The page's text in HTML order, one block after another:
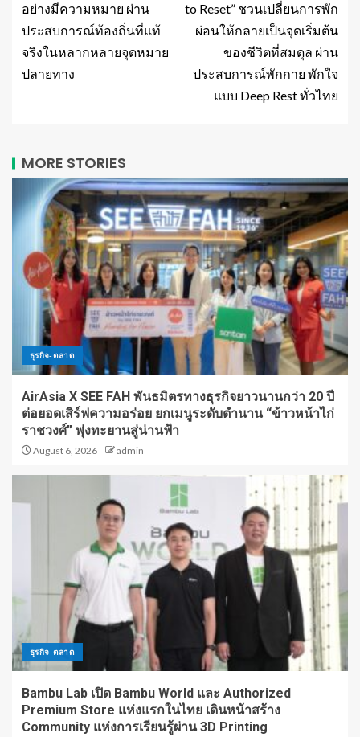
อย่างมีความหมาย ผ่าน
ประสบการณ์ท้องถิ่นที่แท้
จริงในหลากหลายจุดหมาย
ปลายทาง
to Reset” ชวนเปลี่ยนการพัก
ผ่อนให้กลายเป็นจุดเริ่มต้น
ของชีวิตที่สมดุล ผ่าน
ประสบการณ์พักกาย พักใจ
แบบ Deep Rest ทั่วไทย
MORE STORIES
ธุรกิจ-ตลาด
AirAsia X SEE FAH พันธมิตรทางธุรกิจยาวนานกว่า 20 ปี
ต่อยอดเสิร์ฟความอร่อย ยกเมนูระดับตำนาน “ข้าวหน้าไก่
ราชวงศ์” พุ่งทะยานสู่น่านฟ้า
August 6, 2026 admin
ธุรกิจ-ตลาด
Bambu Lab เปิด Bambu World และ Authorized
Premium Store แห่งแรกในไทย เดินหน้าสร้าง
Community แห่งการเรียนรู้ผ่าน 3D Printing